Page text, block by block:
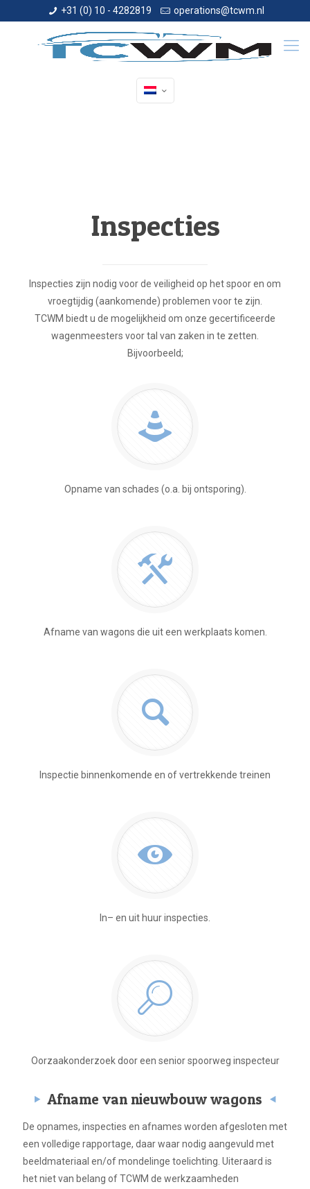
+31 (0) 10 - 4282819 operations@tcwm.nl
Inspecties
Inspecties zijn nodig voor de veiligheid op het spoor en om
vroegtijdig (aankomende) problemen voor te zijn.
TCWM biedt u de mogelijkheid om onze gecertificeerde
wagenmeesters voor tal van zaken in te zetten.
Bijvoorbeeld;
Opname van schades (o.a. bij ontsporing).
Afname van wagons die uit een werkplaats komen.
Inspectie binnenkomende en of vertrekkende treinen
In– en uit huur inspecties.
Oorzaakonderzoek door een senior spoorweg inspecteur
Afname van nieuwbouw wagons
De opnames, inspecties en afnames worden afgesloten met
een volledige rapportage, daar waar nodig aangevuld met
beeldmateriaal en/of mondelinge toelichting. Uiteraard is
het niet van belang of TCWM de werkzaamheden